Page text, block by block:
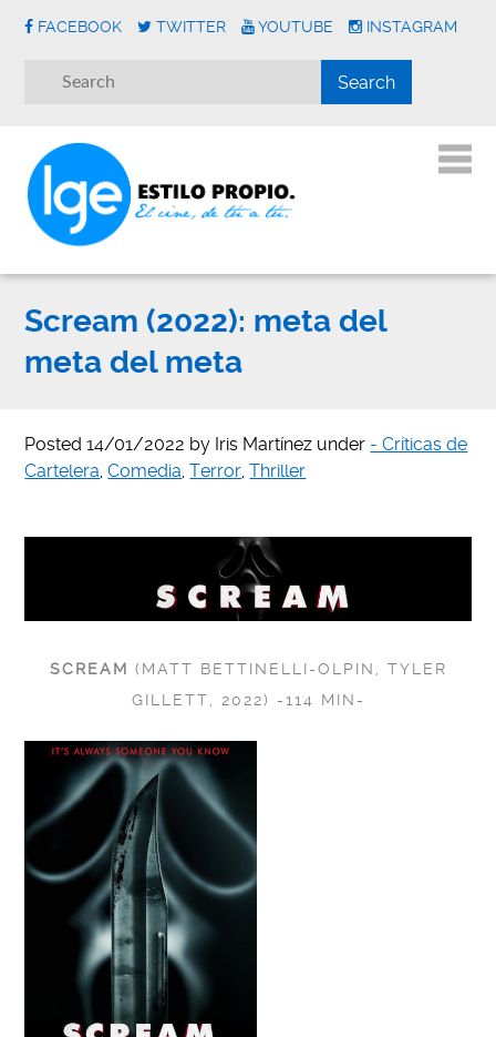
FACEBOOK TWITTER YOUTUBE INSTAGRAM
Scream (2022): meta del
meta del meta
Posted14/01/2022 by Iris Martínez under - Críticas de
Cartelera,Comedia,Terror,Thriller
SCREAM (MATT BETTINELLI-OLPIN, TYLER
GILLETT, 2022) -114 MIN-